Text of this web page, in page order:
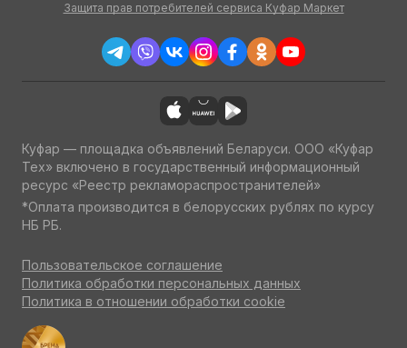
Защита прав потребителей сервиса Куфар Маркет
Куфар — площадка объявлений Беларуси. ООО «Куфар
Тех» включено в государственный информационный
ресурс «Реестр рекламораспространителей»
*Оплата производится в белорусских рублях по курсу
НБ РБ.
Пользовательское соглашение
Политика обработки персональных данных
Политика в отношении обработки cookie